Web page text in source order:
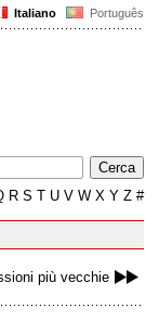
Italiano Português
R S T U V W X Y Z #
più vecchie